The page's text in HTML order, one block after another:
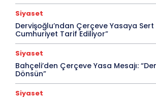
Siyaset
Dervişoğlu’ndan Çerçeve Yasaya Sert
Cumhuriyet Tarif Ediliyor”
Siyaset
Bahçeli’den Çerçeve Yasa Mesajı:
Dönsün”
Siyaset